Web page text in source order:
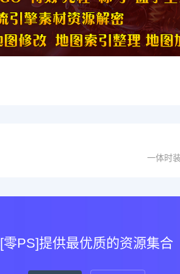
一体时
[零PS]提供最优质的资源集合